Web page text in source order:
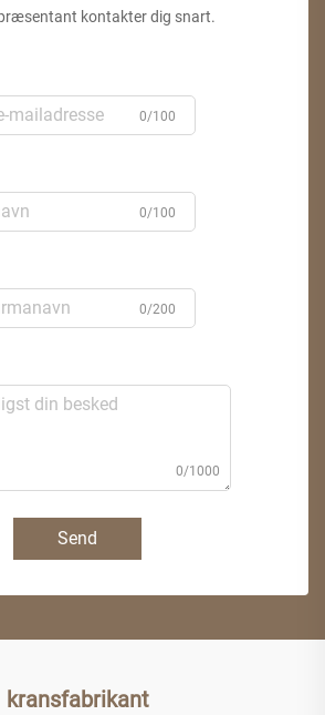
kontakter dig snart.
0/100
0/100
0/200
0/1000
Send
kransfabrikant